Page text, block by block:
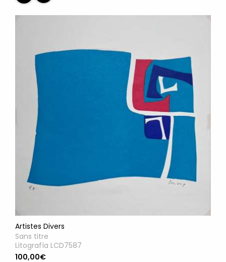
Artistes Divers
Sans titre
Litografía LCD7587
100,00€